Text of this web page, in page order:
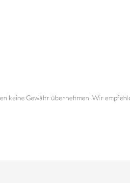
keine Gewähr übernehmen. Wir